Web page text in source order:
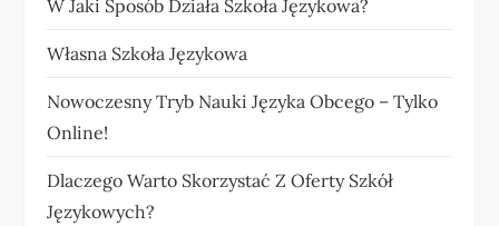
W Jaki Sposób Działa Szkoła Językowa?
Własna Szkoła Językowa
Nowoczesny Tryb Nauki Języka Obcego – Tylko
Online!
Dlaczego Warto Skorzystać Z Oferty Szkół
Językowych?